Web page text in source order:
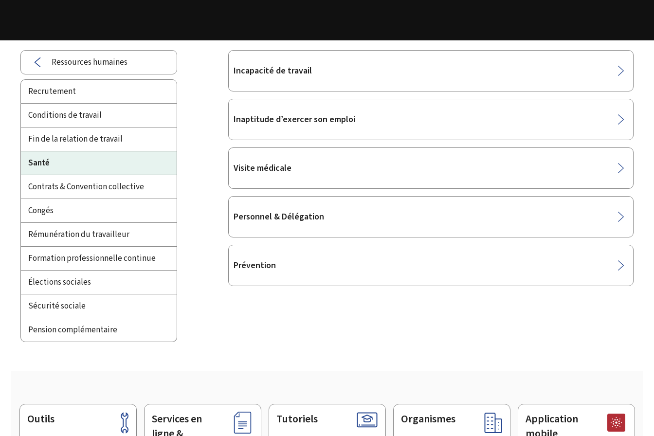
Ressources humaines
Recrutement
Conditions de travail
Fin de la relation de travail
Santé
Contrats & Convention collective
Congés
Rémunération du travailleur
Formation professionnelle continue
Élections sociales
Sécurité sociale
Pension complémentaire
Sous-
rubriques
Incapacité de travail
Inaptitude d’exercer son emploi
Visite médicale
Personnel & Délégation
Prévention
Pied
Outils
Services en
Tutoriels Organismes
Application